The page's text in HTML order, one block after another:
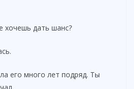
хочешь дать шанс?
его много лет подряд. Ты